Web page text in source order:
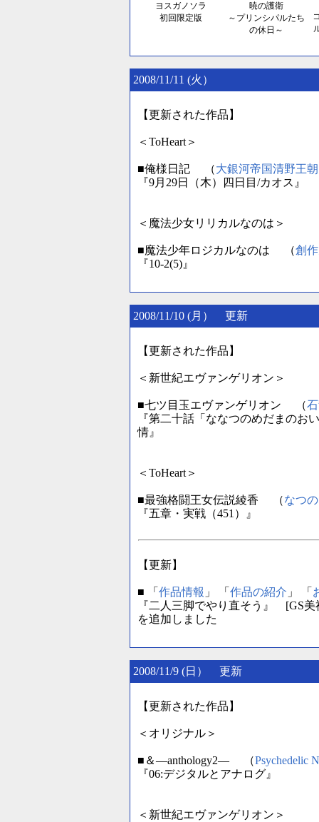
ヨスガノソラ
初回限定版
暁の護衛
～プリンシパルたち
の休日～
2008/11/11 (火）
【更新された作品】
＜ToHeart＞
■俺様日記 （大銀河帝国清野王朝
『9月29日（木）四日目/カオス』
＜魔法少女リリカルなのは＞
■魔法少年ロジカルなのは （創
『10-2(5)』
2008/11/10 (月） 更新
【更新された作品】
＜新世紀エヴァンゲリオン＞
■七ツ目玉エヴァンゲリオン （
『第二十話「ななつのめだまのお
情』
＜ToHeart＞
■最強格闘王女伝説綾香 （なつ
『五章・実戦（451）』
【更新】
■ 「 作品情報 」 「 作品の紹介 」 「
『二人三脚でやり直そう』 [GS
を追加しました
2008/11/9 (日） 更新
【更新された作品】
＜オリジナル＞
■＆―anthology2― （Psychedelic
『06:デジタルとアナログ』
＜新世紀エヴァンゲリオン＞